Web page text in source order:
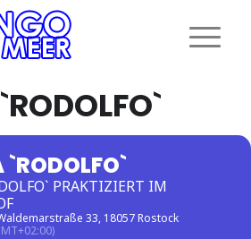
PRAKTIZIERT IM
33, 18057 Rostock